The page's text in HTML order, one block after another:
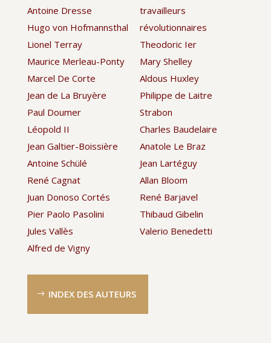
Antoine Dresse
Hugo von Hofmannsthal
Lionel Terray
Maurice Merleau-Ponty
Marcel De Corte
Jean de La Bruyère
Paul Doumer
Léopold II
Jean Galtier-Boissière
Antoine Schülé
René Cagnat
Juan Donoso Cortés
Pier Paolo Pasolini
Jules Vallès
Alfred de Vigny
travailleurs
révolutionnaires
Theodoric Ier
Mary Shelley
Aldous Huxley
Philippe de Laitre
Strabon
Charles Baudelaire
Anatole Le Braz
Jean Lartéguy
Allan Bloom
René Barjavel
Thibaud Gibelin
Valerio Benedetti
INDEX DES AUTEURS